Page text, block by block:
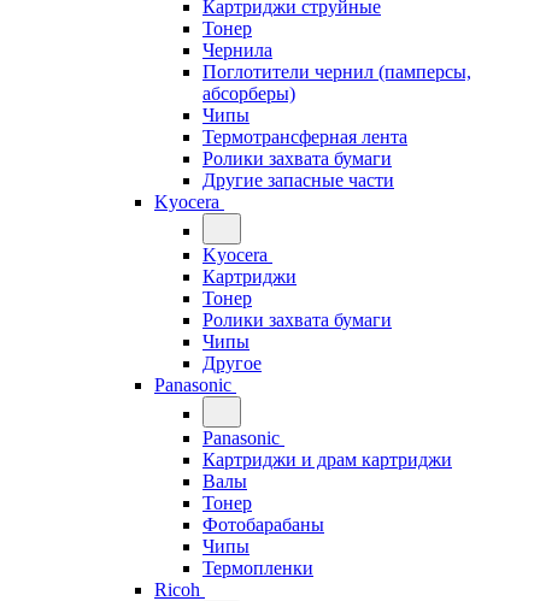
Картриджи струйные
Тонер
Чернила
Поглотители чернил (памперсы,
абсорберы)
Чипы
Термотрансферная лента
Ролики захвата бумаги
Другие запасные части
Kyocera
Kyocera
Картриджи
Тонер
Ролики захвата бумаги
Чипы
Другое
Panasonic
Panasonic
Картриджи и драм картриджи
Валы
Тонер
Фотобарабаны
Чипы
Термопленки
Ricoh